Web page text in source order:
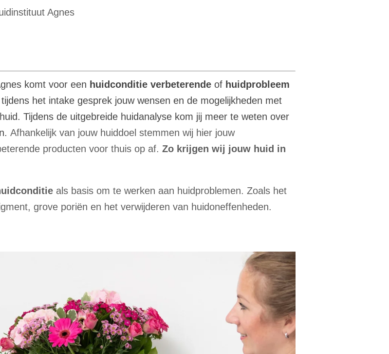
Agnes
komt voor een huidconditie verbeterende of huidprobleem
het intake gesprek jouw wensen en de mogelijkheden met
Tijdens de uitgebreide huidanalyse kom jij meer te weten over
Afhankelijk van jouw huiddoel stemmen wij hier jouw
producten voor thuis op af. Zo krijgen wij jouw huid in
als basis om te werken aan huidproblemen. Zoals het
grove poriën en het verwijderen van huidoneffenheden.